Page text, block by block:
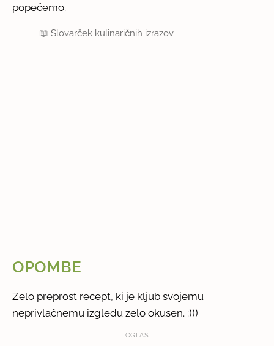
popečemo.
📖Slovarček kulinaričnih izrazov
OPOMBE
Zelo preprost recept, ki je kljub svojemu
neprivlačnemu izgledu zelo okusen. :)))
OGLAS